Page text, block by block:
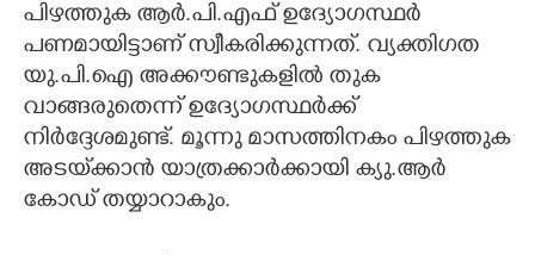
പിഴത്തുക ആർ.പി.എഫ് ഉദ്യോഗസ്ഥർ
പണമായിട്ടാണ് സ്വീകരിക്കുന്നത്. വ്യക്തിഗത
യു.പി.ഐ അക്കൗണ്ടുകളിൽ തുക
വാങ്ങരുതെന്ന് ഉദ്യോഗസ്ഥർക്ക്
നിർദ്ദേശമുണ്ട്. മൂന്നു മാസത്തിനകം പിഴത്തുക
അടയ്‌ക്കാൻ യാത്രക്കാർക്കായി ക്യു.ആർ
കോ‌ഡ് തയ്യാറാകും.